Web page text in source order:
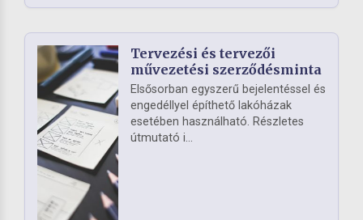
Tervezési és tervezői
művezetési szerződésminta
Elsősorban egyszerű bejelentéssel és
engedéllyel építhető lakóházak
esetében használható. Részletes
útmutató i...